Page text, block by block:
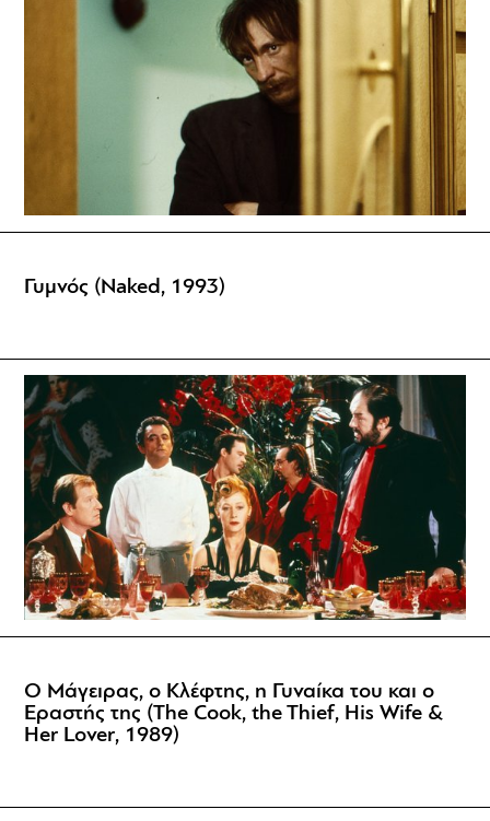
Γυμνός (Naked, 1993)
Ο Μάγειρας, ο Κλέφτης, η Γυναίκα του και ο
Εραστής της (The Cook, the Thief, His Wife &
Her Lover, 1989)